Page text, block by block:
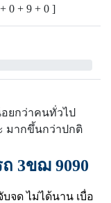
0 + 9 + 0 ]
ยกว่าคนทั่วไป
มากขึ้นกว่าปกติ
3ขฌ 9090
จด ไม่ได้นาน เบื่อ